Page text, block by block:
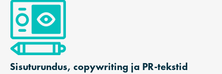
Sisuturundus, copywriting ja PR-tekstid